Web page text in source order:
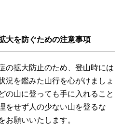
大を防ぐための注意事項
の拡大防止のため、登山時には
況を鑑みた山行を心がけましょ
の山に登っても手に入れること
をせず人の少ない山を登るな
願いいたします。